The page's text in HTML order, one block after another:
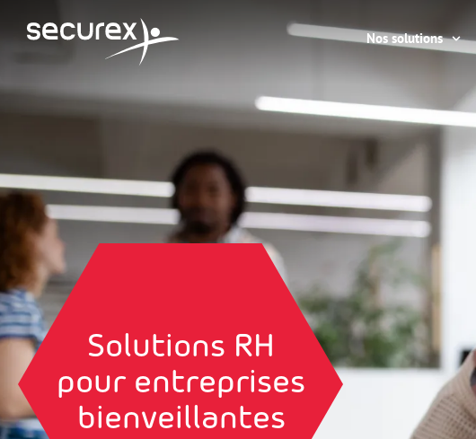
Nos solutions
Accueil
Solutions RH
pour entreprises
bienveillantes